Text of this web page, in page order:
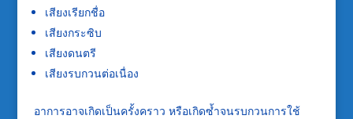
เสียงเรียกชื่อ
เสียงกระซิบ
เสียงดนตรี
เสียงรบกวนต่อเนื่อง
อาการอาจเกิดเป็นครั้งคราว หรือเกิดซ้ำจนรบกวนการใช้